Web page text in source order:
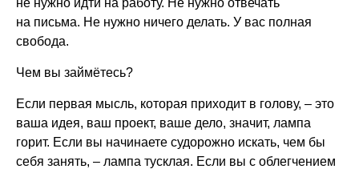
на письма. Не нужно ничего делать. У вас полная
свобода.
Чем вы займётесь?
Если первая мысль, которая приходит в голову, – это
ваша идея, ваш проект, ваше дело, значит, лампа
горит. Если вы начинаете судорожно искать, чем бы
себя занять, – лампа тусклая. Если вы с облегчением